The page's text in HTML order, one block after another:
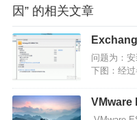
因” 的相关文章
理页面问
问题为：
下图：经
2010 需求
手段强制
VMware